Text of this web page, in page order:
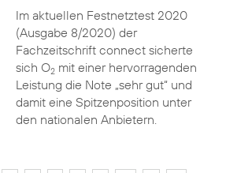
Im aktuellen Festnetztest 2020
(Ausgabe 8/2020) der
Fachzeitschrift connect sicherte
sich O2mit einer hervorragenden
Leistung die Note „sehr gut“ und
damit eine Spitzenposition unter
den nationalen Anbietern.